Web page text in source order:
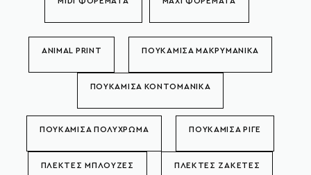
ANIMAL PRINT ΠΟΥΚΑΜΙΣΑ ΜΑΚΡΥΜΑΝΙΚΑ
ΠΟΥΚΑΜΙΣΑ ΚΟΝΤΟΜΑΝΙΚΑ
ΠΟΥΚΑΜΙΣΑ ΠΟΛΥΧΡΩΜΑ ΠΟΥΚΑΜΙΣΑ ΡΙΓΕ
ΠΛΕΚΤΕΣ ΜΠΛΟΥΖΕΣ ΠΛΕΚΤΕΣ ΖΑΚΕΤΕΣ